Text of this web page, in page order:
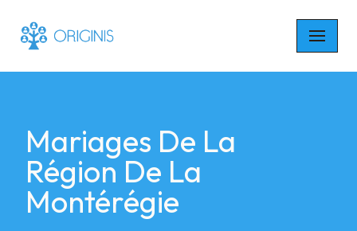
Skip
Mariages De La
Région De La
Montérégie